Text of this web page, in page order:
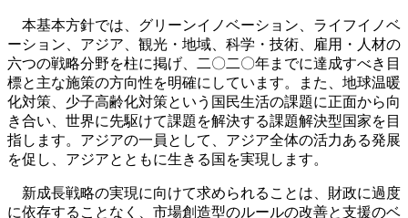
本基本方針では、グリーンイノベーション、ライフイノベ
ーション、アジア、観光・地域、科学・技術、雇用・人材の
六つの戦略分野を柱に掲げ、二〇二〇年までに達成すべき目
標と主な施策の方向性を明確にしています。また、地球温暖
化対策、少子高齢化対策という国民生活の課題に正面から向
き合い、世界に先駆けて課題を解決する課題解決型国家を目
指します。アジアの一員として、アジア全体の活力ある発展
を促し、アジアとともに生きる国を実現します。
新成長戦略の実現に向けて求められることは、財政に過度
に依存することなく、市場創造型のルールの改善と支援のベ